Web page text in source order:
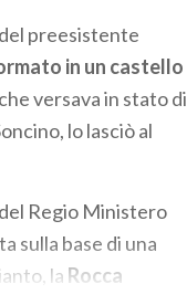
preesistente
in un castello
versava in stato di
lo lasciò al
Regio Ministero
sulla base di una
la Rocca